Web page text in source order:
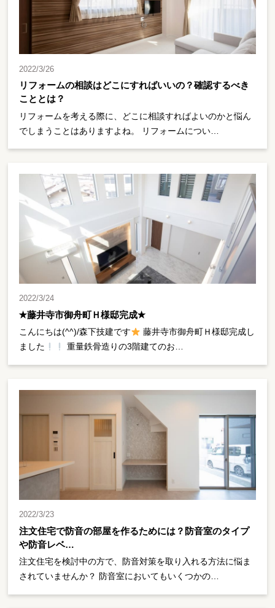
2022/3/26
リフォームの相談はどこにすればいいの？確認するべき
こととは？
リフォームを考える際に、どこに相談すればよいのかと悩ん
でしまうことはありますよね。 リフォームについ…
2022/3/24
✭藤井寺市御舟町Ｈ様邸完成✭
こんにちは(^^)/森下技建です
藤井寺市御舟町Ｈ様邸完成し
ました
重量鉄骨造りの3階建てのお…
2022/3/23
注文住宅で防音の部屋を作るためには？防音室のタイプ
や防音レベ…
注文住宅を検討中の方で、防音対策を取り入れる方法に悩ま
されていませんか？ 防音室においてもいくつかの…